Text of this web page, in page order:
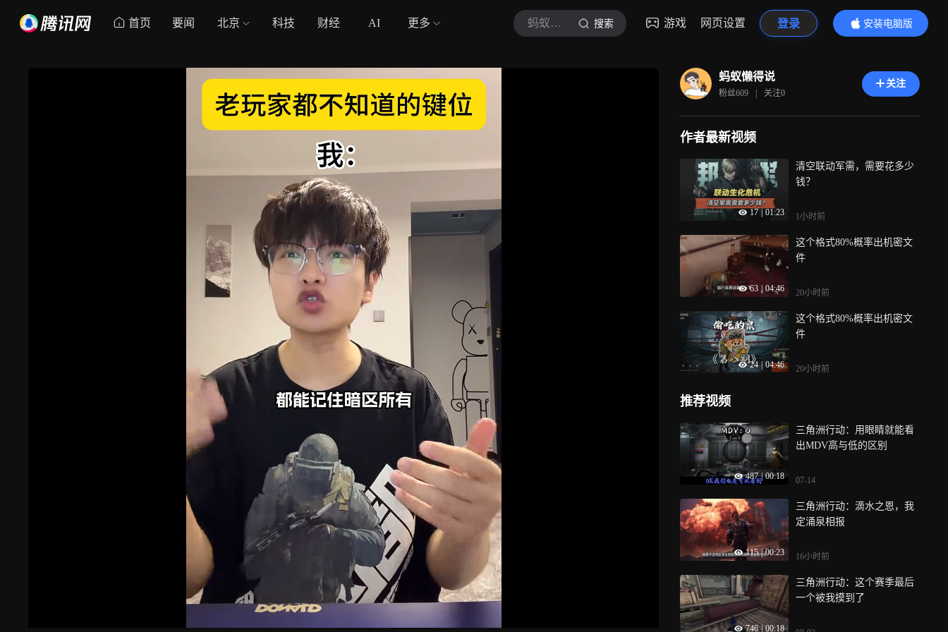
首页 要闻 北京 科技 财经 AI 更多 蚂蚁懒得说 搜索 游戏 网页设置 登录
安装电脑版
内容更精彩
蚂蚁懒得说
粉丝609 | 关注0
关注
作者最新视频
17 01:23
清空联动军需，需要花多少
钱？
1小时前
63 | 04:46
这个格式80%概率出机密文
件
20小时前
24 04:46
这个格式80%概率出机密文
件
20小时前
推荐视频
487 | 00:18
三角洲行动：用眼睛就能看
出MDV高与低的区别
07-14
115 | 00:23
三角洲行动：滴水之恩，我
定涌泉相报
16小时前
746 | 00:18
三角洲行动：这个赛季最后
一个被我摸到了